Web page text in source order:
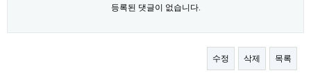
등록된 댓글이 없습니다.
수정 삭제 목록